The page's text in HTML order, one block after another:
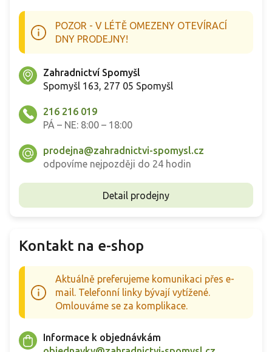
POZOR - V LÉTĚ OMEZENY OTEVÍRACÍ
DNY PRODEJNY!
Zahradnictví Spomyšl
Spomyšl 163, 277 05 Spomyšl
216 216 019
PÁ – NE: 8:00 – 18:00
prodejna@zahradnictvi-spomysl.cz
odpovíme nejpozději do 24 hodin
Detail prodejny
Kontakt na e-shop
Aktuálně preferujeme komunikaci přes e-
mail. Telefonní linky bývají vytížené.
Omlouváme se za komplikace.
Informace k objednávkám